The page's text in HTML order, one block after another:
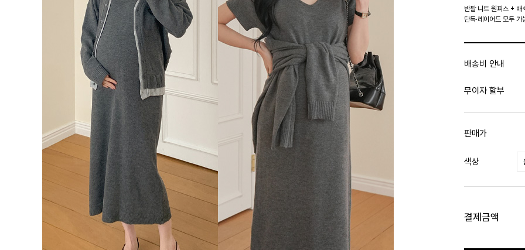
반팔 니트 원피스 + 배
단독·레이어드 모두
배송비 안내
무이자 할부
판매가
색상
결제금액